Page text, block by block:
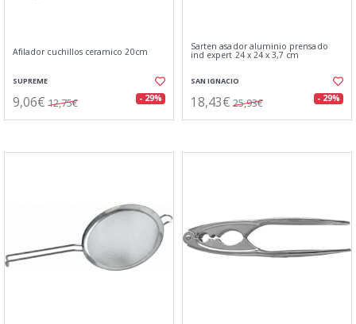
Afilador cuchillos ceramico 20cm
SUPREME
9,06€ 12,75€ - 29%
Sarten asador aluminio prensado
ind expert 24 x 24 x 3,7 cm
SAN IGNACIO
18,43€ 25,93€ - 29%